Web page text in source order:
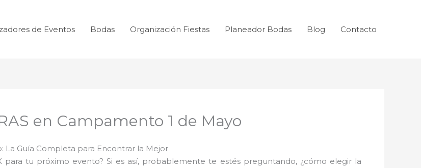
de Eventos Bodas Organización Fiestas Planeador Bodas Blog Contacto
en Campamento 1 de Mayo
La Guía Completa para Encontrar la Mejor
para tu próximo evento? Si es así, probablemente te estés preguntando, ¿cómo elegir la